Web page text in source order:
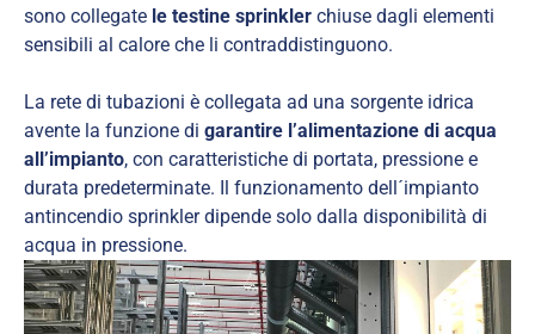
sono collegate le testine sprinkler chiuse dagli elementi
sensibili al calore che li contraddistinguono.
La rete di tubazioni è collegata ad una sorgente idrica
avente la funzione di garantire l’alimentazione di acqua
all’impianto, con caratteristiche di portata, pressione e
durata predeterminate. Il funzionamento dell´impianto
antincendio sprinkler dipende solo dalla disponibilità di
acqua in pressione.